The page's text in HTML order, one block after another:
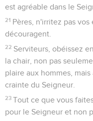
est agréable dans le
21 Pères, n'irritez pas
découragent.
22 Serviteurs, obéissez
la chair, non pas
plaire aux hommes,
crainte du Seigneur.
23 Tout ce que vous
pour le Seigneur et non